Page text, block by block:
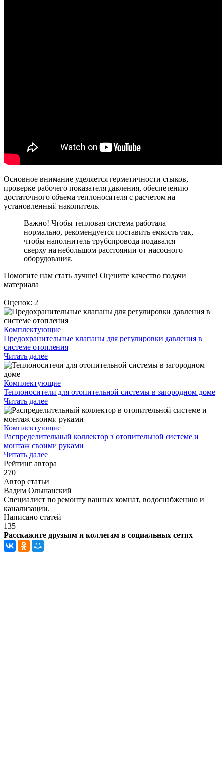
Основное внимание уделяется герметичности стыков,
проверке рабочего показателя давления, обеспечению
достаточного объема теплоносителя с расчетом на
установленный накопитель.
Важно! Чтобы тепловая система работала
нормально, рекомендуется поставить емкость так,
чтобы наполнитель трубопровода подавался
сверху на небольшом расстоянии от насосного
оборудования.
Помогите нам стать лучше! Оцените качество подачи
материала
Оценок: 2
Комплектующие
Предохранительные клапаны для регулировки давления в
системе отопления
Читать далее
Комплектующие
Теплоносители для отопительной системы в загородном доме
Читать далее
Комплектующие
Распределительный коллектор в отопительной системе и
монтаж своими руками
Читать далее
Рейтинг автора
270
Автор статьи
Вадим Ольшанский
Специалист по ремонту ванных комнат, водоснабжению и
канализации.
Написано статей
135
Расскажите друзьям и коллегам в социальных сетях